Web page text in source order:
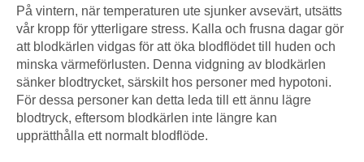
På vintern, när temperaturen ute sjunker avsevärt, utsätts
vår kropp för ytterligare stress. Kalla och frusna dagar gör
att blodkärlen vidgas för att öka blodflödet till huden och
minska värmeförlusten. Denna vidgning av blodkärlen
sänker blodtrycket, särskilt hos personer med hypotoni.
För dessa personer kan detta leda till ett ännu lägre
blodtryck, eftersom blodkärlen inte längre kan
upprätthålla ett normalt blodflöde.